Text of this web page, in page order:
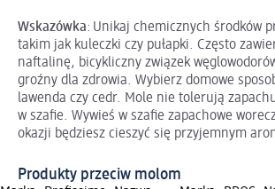
Wskazówka: Unikaj chemicznych środków
takim jak kuleczki czy pułapki. Często
naftalinę, bicykliczny związek
groźny dla zdrowia. Wybierz domowe
lawenda czy cedr. Mole nie tolerują
w szafie. Wywieś w szafie zapachowe
okazji będziesz cieszyć się przyjemnym
Produkty przeciw molom